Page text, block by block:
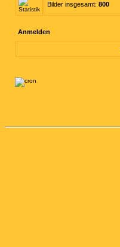
Bilder insgesamt: 800
Anmelden